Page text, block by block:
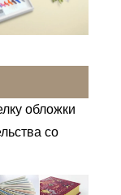
обложки
со